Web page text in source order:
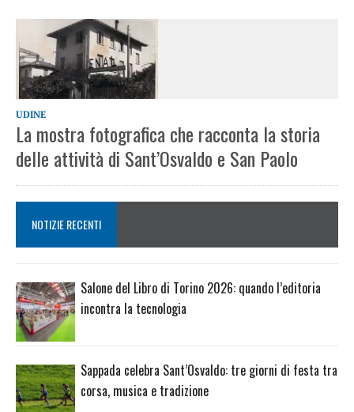
UDINE
La mostra fotografica che racconta la storia
delle attività di Sant’Osvaldo e San Paolo
NOTIZIE RECENTI
Salone del Libro di Torino 2026: quando l’editoria
incontra la tecnologia
Sappada celebra Sant’Osvaldo: tre giorni di festa tra
corsa, musica e tradizione